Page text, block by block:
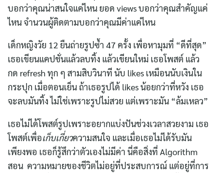
บอกว่าคุณน่าสนใจแค่ไหน ยอด views บอกว่าคุณสำคัญแค่
ไหน จำนวนผู้ติดตามบอกว่าคุณมีค่าแค่ไหน
เด็กหญิงวัย 12 ยืนถ่ายรูปซ้ำ 47 ครั้ง เพื่อหามุมที่ “ดีที่สุด”
เธอเขียนแคปชั่นแล้วลบทิ้ง แล้วเขียนใหม่ เธอโพสต์ แล้ว
กด refresh ทุก ๆ สามสิบวินาที นับ likes เหมือนนับเงินใน
กระปุก เมื่อตอนเย็น ถ้าเธอรูปได้ likes น้อยกว่าที่หวัง เธอ
จะลบมันทิ้ง ไม่ใช่เพราะรูปไม่สวย แต่เพราะมัน “ล้มเหลว”
เธอไม่ได้โพสต์รูปเพราะอยากแบ่งปันช่วงเวลาสวยงาม เธอ
โพสต์เพื่อเก็บเกี่ยวความสนใจ และเมื่อเธอไม่ได้รับมัน
เพียงพอ เธอก็รู้สึกว่าตัวเองไม่มีค่า นี่คือสิ่งที่ Algorithm
สอน ความหมายของชีวิตไม่อยู่ที่ประสบการณ์ แต่อยู่ที่การ